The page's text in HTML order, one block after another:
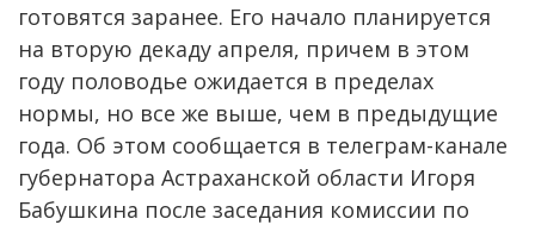
готовятся заранее. Его начало планируется
на вторую декаду апреля, причем в этом
году половодье ожидается в пределах
нормы, но все же выше, чем в предыдущие
года. Об этом сообщается в телеграм-канале
губернатора Астраханской области Игоря
Бабушкина после заседания комиссии по